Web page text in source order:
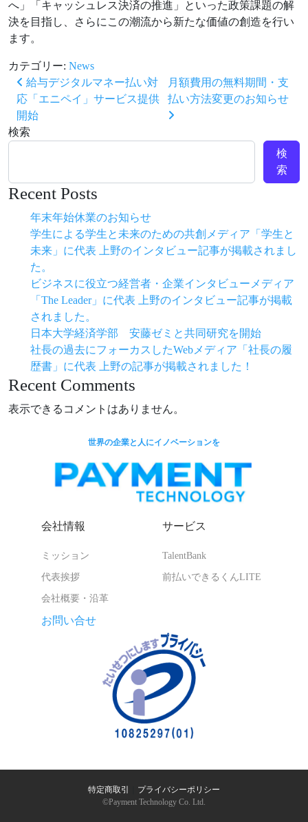
へ」「キャッシュレス決済の推進」といった政策課題の解
決を⽬指し、さらにこの潮流から新たな価値の創造を⾏い
ます。
カテゴリー: News
投稿ナビゲーション
給与デジタルマネー払い対
応「エニペイ」サービス提供
開始
月額費用の無料期間・支
払い方法変更のお知らせ
検索
検
索
Recent Posts
年末年始休業のお知らせ
学生による学生と未来のための共創メディア「学生と
未来」に代表 上野のインタビュー記事が掲載されまし
た。
ビジネスに役立つ経営者・企業インタビューメディア
「The Leader」に代表 上野のインタビュー記事が掲載
されました。
日本大学経済学部 安藤ゼミと共同研究を開始
社長の過去にフォーカスしたWebメディア「社長の履
歴書」に代表 上野の記事が掲載されました！
Recent Comments
表示できるコメントはありません。
世界の企業と人にイノベーションを
会社情報
ミッション
代表挨拶
会社概要・沿革
サービス
TalentBank
前払いできるくんLITE
お問い合せ
特定商取引
プライバシーポリシー
©︎Payment Technology Co. Ltd.